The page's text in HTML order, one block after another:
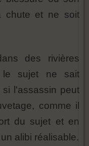
chute et ne soit
des rivières
le sujet ne sait
l'assassin peut
comme il
du sujet et en
alibi réalisable.